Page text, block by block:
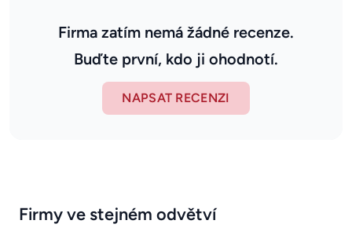
Firma zatím nemá žádné recenze.
Buďte první, kdo ji ohodnotí.
NAPSAT RECENZI
Firmy ve stejném odvětví